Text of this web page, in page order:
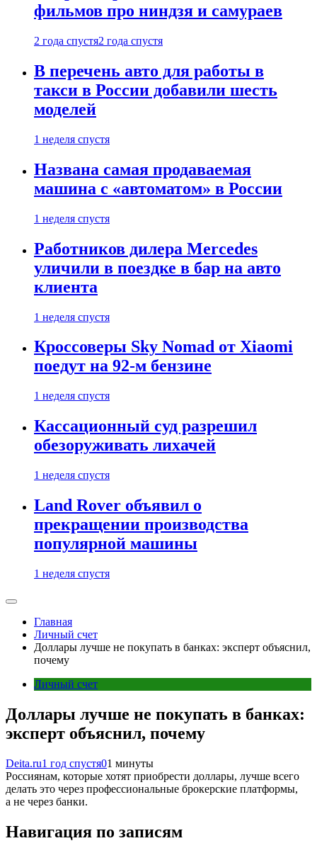
фильмов про ниндзя и самураев
2 года спустя2 года спустя
В перечень авто для работы в
такси в России добавили шесть
моделей
1 неделя спустя
Названа самая продаваемая
машина с «автоматом» в России
1 неделя спустя
Работников дилера Mercedes
уличили в поездке в бар на авто
клиента
1 неделя спустя
Кроссоверы Sky Nomad от Xiaomi
поедут на 92-м бензине
1 неделя спустя
Кассационный суд разрешил
обезоруживать лихачей
1 неделя спустя
Land Rover объявил о
прекращении производства
популярной машины
1 неделя спустя
Главная
Личный счет
Доллары лучше не покупать в банках: эксперт объяснил,
почему
Личный счет
Доллары лучше не покупать в банках:
эксперт объяснил, почему
Deita.ru1 год спустя01 минуты
Россиянам, которые хотят приобрести доллары, лучше всего
делать это через профессиональные брокерские платформы,
а не через банки.
Навигация по записям